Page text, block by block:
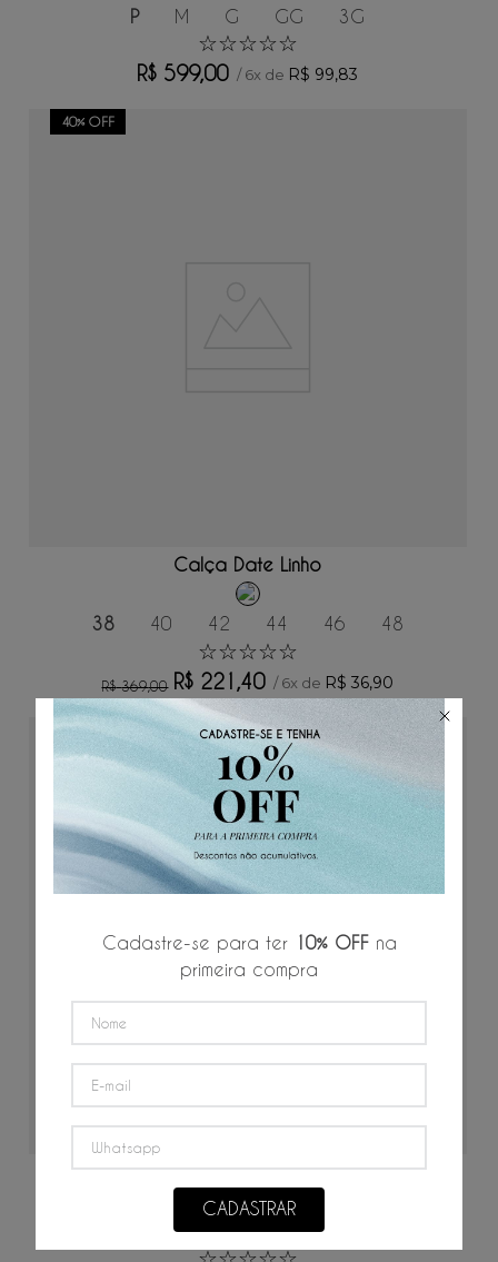
P M G GG 3G
☆☆☆☆☆
R$ 599,00 /6x de R$ 99,83
40% OFF
Calça Date Linho
38 40 42 44 46 48
☆☆☆☆☆
R$ 369,00 R$ 221 ,40 /6x de R$ 36,90
50%OFF
Calça Alfaiataria Piquet
M G GG
Cadastre-se para ter 10% OFFna
primeira compra
CADASTRAR